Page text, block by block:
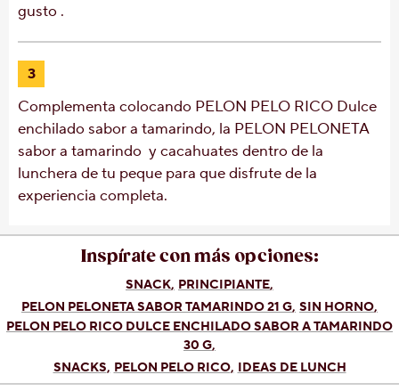
gusto .
3
Complementa colocando PELON PELO RICO Dulce
enchilado sabor a tamarindo, la PELON PELONETA
sabor a tamarindo y cacahuates dentro de la
lunchera de tu peque para que disfrute de la
experiencia completa.
Inspírate con más opciones:
SNACK PRINCIPIANTE
PELON PELONETA SABOR TAMARINDO 21 G SIN HORNO
PELON PELO RICO DULCE ENCHILADO SABOR A TAMARINDO
30 G
SNACKS PELON PELO RICO IDEAS DE LUNCH